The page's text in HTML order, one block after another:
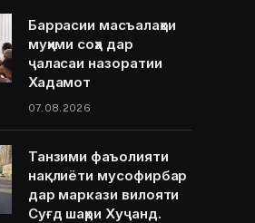
Баррасии масъалаҳои
муҳими соҳа дар
ҷаласаи назоратии
Хадамот
07.08.2026
Танзими фаъолияти
нақлиёти мусофирбар
дар маркази вилояти
Суғд шаҳри Хуҷанд.